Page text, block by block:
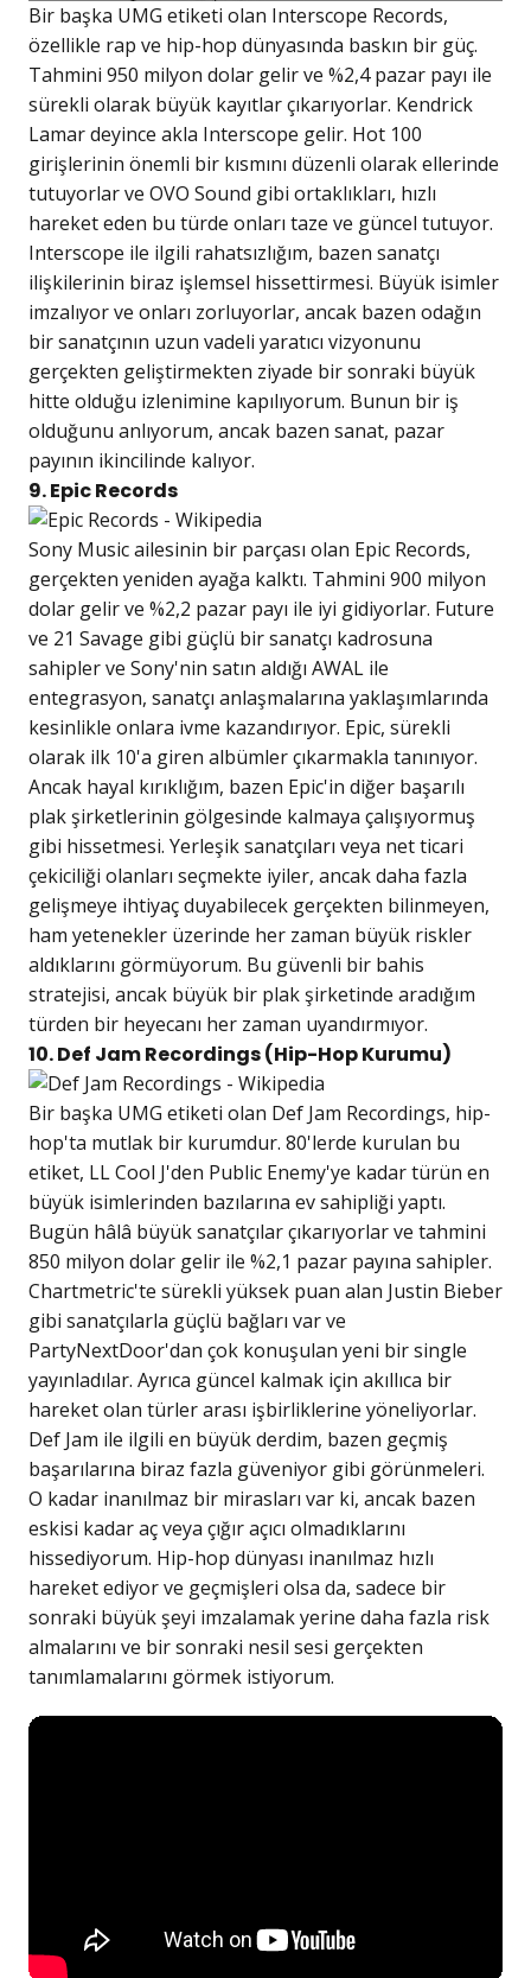
Bir başka UMG etiketi olan Interscope Records,
özellikle rap ve hip-hop dünyasında baskın bir güç.
Tahmini 950 milyon dolar gelir ve %2,4 pazar payı ile
sürekli olarak büyük kayıtlar çıkarıyorlar. Kendrick
Lamar deyince akla Interscope gelir. Hot 100
girişlerinin önemli bir kısmını düzenli olarak ellerinde
tutuyorlar ve OVO Sound gibi ortaklıkları, hızlı
hareket eden bu türde onları taze ve güncel tutuyor.
Interscope ile ilgili rahatsızlığım, bazen sanatçı
ilişkilerinin biraz işlemsel hissettirmesi. Büyük isimler
imzalıyor ve onları zorluyorlar, ancak bazen odağın
bir sanatçının uzun vadeli yaratıcı vizyonunu
gerçekten geliştirmekten ziyade bir sonraki büyük
hitte olduğu izlenimine kapılıyorum. Bunun bir iş
olduğunu anlıyorum, ancak bazen sanat, pazar
payının ikincilinde kalıyor.
9. Epic Records
Sony Music ailesinin bir parçası olan Epic Records,
gerçekten yeniden ayağa kalktı. Tahmini 900 milyon
dolar gelir ve %2,2 pazar payı ile iyi gidiyorlar. Future
ve 21 Savage gibi güçlü bir sanatçı kadrosuna
sahipler ve Sony'nin satın aldığı AWAL ile
entegrasyon, sanatçı anlaşmalarına yaklaşımlarında
kesinlikle onlara ivme kazandırıyor. Epic, sürekli
olarak ilk 10'a giren albümler çıkarmakla tanınıyor.
Ancak hayal kırıklığım, bazen Epic'in diğer başarılı
plak şirketlerinin gölgesinde kalmaya çalışıyormuş
gibi hissetmesi. Yerleşik sanatçıları veya net ticari
çekiciliği olanları seçmekte iyiler, ancak daha fazla
gelişmeye ihtiyaç duyabilecek gerçekten bilinmeyen,
ham yetenekler üzerinde her zaman büyük riskler
aldıklarını görmüyorum. Bu güvenli bir bahis
stratejisi, ancak büyük bir plak şirketinde aradığım
türden bir heyecanı her zaman uyandırmıyor.
10. Def Jam Recordings (Hip-Hop Kurumu)
Bir başka UMG etiketi olan Def Jam Recordings, hip-
hop'ta mutlak bir kurumdur. 80'lerde kurulan bu
etiket, LL Cool J'den Public Enemy'ye kadar türün en
büyük isimlerinden bazılarına ev sahipliği yaptı.
Bugün hâlâ büyük sanatçılar çıkarıyorlar ve tahmini
850 milyon dolar gelir ile %2,1 pazar payına sahipler.
Chartmetric'te sürekli yüksek puan alan Justin Bieber
gibi sanatçılarla güçlü bağları var ve
PartyNextDoor'dan çok konuşulan yeni bir single
yayınladılar. Ayrıca güncel kalmak için akıllıca bir
hareket olan türler arası işbirliklerine yöneliyorlar.
Def Jam ile ilgili en büyük derdim, bazen geçmiş
başarılarına biraz fazla güveniyor gibi görünmeleri.
O kadar inanılmaz bir mirasları var ki, ancak bazen
eskisi kadar aç veya çığır açıcı olmadıklarını
hissediyorum. Hip-hop dünyası inanılmaz hızlı
hareket ediyor ve geçmişleri olsa da, sadece bir
sonraki büyük şeyi imzalamak yerine daha fazla risk
almalarını ve bir sonraki nesil sesi gerçekten
tanımlamalarını görmek istiyorum.